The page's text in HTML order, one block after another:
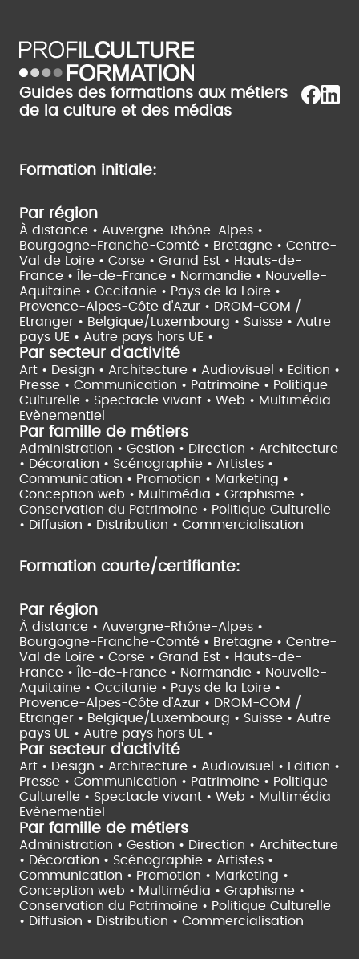
Guides des formations aux métiers
de la culture et des médias
Formation initiale:
Par région
À distance • Auvergne-Rhône-Alpes •
Bourgogne-Franche-Comté • Bretagne • Centre-
Val de Loire • Corse • Grand Est • Hauts-de-
France •
Île-de-France • Normandie • Nouvelle-
Aquitaine • Occitanie • Pays de la Loire •
Provence-Alpes-Côte d'Azur • DROM-COM /
Etranger • Belgique/Luxembourg • Suisse • Autre
pays UE • Autre pays hors UE •
Par secteur d'activité
Art • Design • Architecture • Audiovisuel • Edition •
Presse • Communication • Patrimoine • Politique
Culturelle • Spectacle vivant • Web • Multimédia
Evènementiel
Par famille de métiers
Administration • Gestion • Direction • Architecture
• Décoration • Scénographie • Artistes •
Communication • Promotion • Marketing •
Conception web • Multimédia • Graphisme •
Conservation du Patrimoine • Politique Culturelle
• Diffusion • Distribution • Commercialisation
Formation courte/certifiante:
Par région
À distance • Auvergne-Rhône-Alpes •
Bourgogne-Franche-Comté • Bretagne • Centre-
Val de Loire • Corse • Grand Est • Hauts-de-
France •
Île-de-France • Normandie • Nouvelle-
Aquitaine • Occitanie • Pays de la Loire •
Provence-Alpes-Côte d'Azur • DROM-COM /
Etranger • Belgique/Luxembourg • Suisse • Autre
pays UE • Autre pays hors UE •
Par secteur d'activité
Art • Design • Architecture • Audiovisuel • Edition •
Presse • Communication • Patrimoine • Politique
Culturelle • Spectacle vivant • Web • Multimédia
Evènementiel
Par famille de métiers
Administration • Gestion • Direction • Architecture
• Décoration • Scénographie • Artistes •
Communication • Promotion • Marketing •
Conception web • Multimédia • Graphisme •
Conservation du Patrimoine • Politique Culturelle
• Diffusion • Distribution • Commercialisation